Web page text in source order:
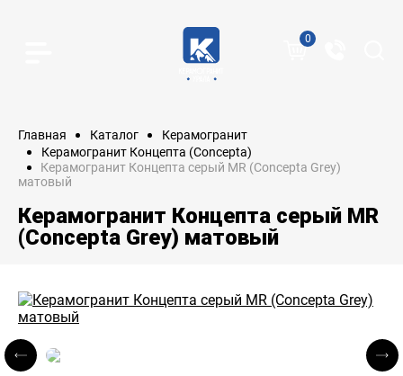
0
Главная Каталог
Керамогранит
Керамогранит Концепта (Concepta)
Керамогранит Концепта серый MR (Concepta Grey)
матовый
Керамогранит Концепта серый MR
(Concepta Grey) матовый